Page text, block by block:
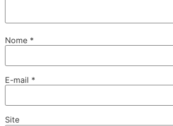
Nome *
E-mail *
Site